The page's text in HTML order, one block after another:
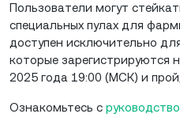
Пользователи могут
специальных пулах для
доступен исключительно
которые зарегистрируются
2025 года 19:00 (МСК) и
Ознакомьтесь с